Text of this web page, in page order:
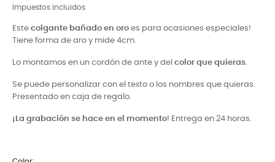
Impuestos incluidos
Este colgante bañado en oro es para ocasiones especiales!
Tiene forma de aro y mide 4cm.
Lo montamos en un cordón de ante y del color que quieras.
Se puede personalizar con el texto o los nombres que quieras.
Presentado en caja de regalo.
¡La grabación se hace en el momento! Entrega en 24 horas.